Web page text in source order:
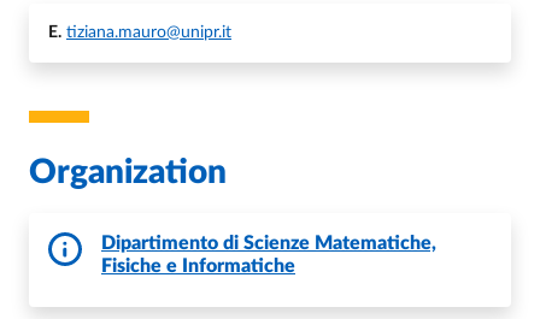
E. tiziana.mauro@unipr.it
Organization
Dipartimento di Scienze Matematiche,
Fisiche e Informatiche